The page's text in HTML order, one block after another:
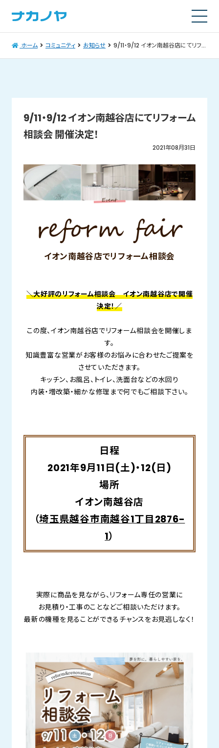
ホーム コミュニティ お知らせ 9/11・9/12 イオン南越谷店にてリフォーム相談会 開催決定！
9/11・9/12 イオン南越谷店にてリフォーム
相談会 開催決定！
2021年08月31日
イオン南越谷店でリフォーム相談会
＼大好評のリフォーム相談会 イオン南越谷店で開催
決定！／
この度、イオン南越谷店でリフォーム相談会を開催しま
す。
知識豊富な営業がお客様のお悩みに合わせたご提案を
させていただきます。
キッチン、お風呂、トイレ、洗面台などの水回り
内装・増改築・細かな修理まで何でもご相談下さい。
日程
2021年9月11日(土)・12(日)
場所
イオン南越谷店
（埼玉県越谷市南越谷1丁目2876-
1）
実際に商品を見ながら、リフォーム専任の営業に
お見積り・工事のことなどご相談いただけます。
最新の機種を見ることができるチャンスをお見逃しなく！